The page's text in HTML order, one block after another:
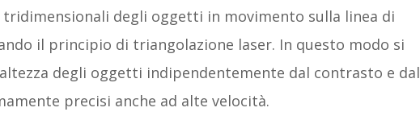
tridimensionali degli oggetti in movimento sulla linea di
il principio di triangolazione laser. In questo modo si
degli oggetti indipendentemente dal contrasto e dal
precisi anche ad alte velocità.